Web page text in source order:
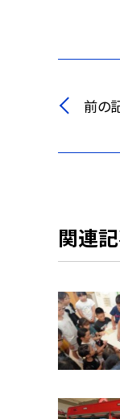
前の
関連